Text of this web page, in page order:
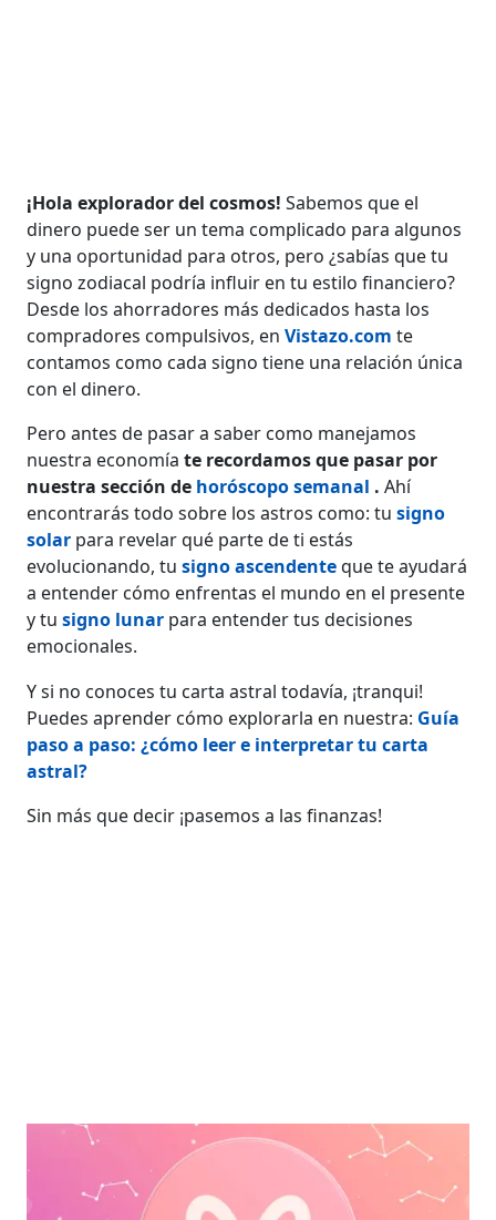
¡Hola explorador del cosmos!Sabemos que el
dinero puede ser un tema complicado para algunos
y una oportunidad para otros, pero ¿sabías que tu
signo zodiacal podría influir en tu estilo financiero?
Desde los ahorradores más dedicados hasta los
compradores compulsivos, enVistazo.com te
contamos como cada signo tiene una relación única
con el dinero.
Pero antes de pasar a saber como manejamos
nuestra economíate recordamos que pasar por
nuestra sección de horóscopo semanal .Ahí
encontrarás todo sobre los astros como: tusigno
solar para revelar qué parte de ti estás
evolucionando, tusignoascendenteque te ayudará
a entender cómo enfrentas el mundo en el presente
y tusigno lunar para entender tus decisiones
emocionales.
Y si no conoces tu carta astral todavía, ¡tranqui!
Puedes aprender cómo explorarla en nuestra: Guía
paso a paso: ¿cómo leer e interpretar tu carta
astral?
Sin más que decir ¡pasemos a las finanzas!